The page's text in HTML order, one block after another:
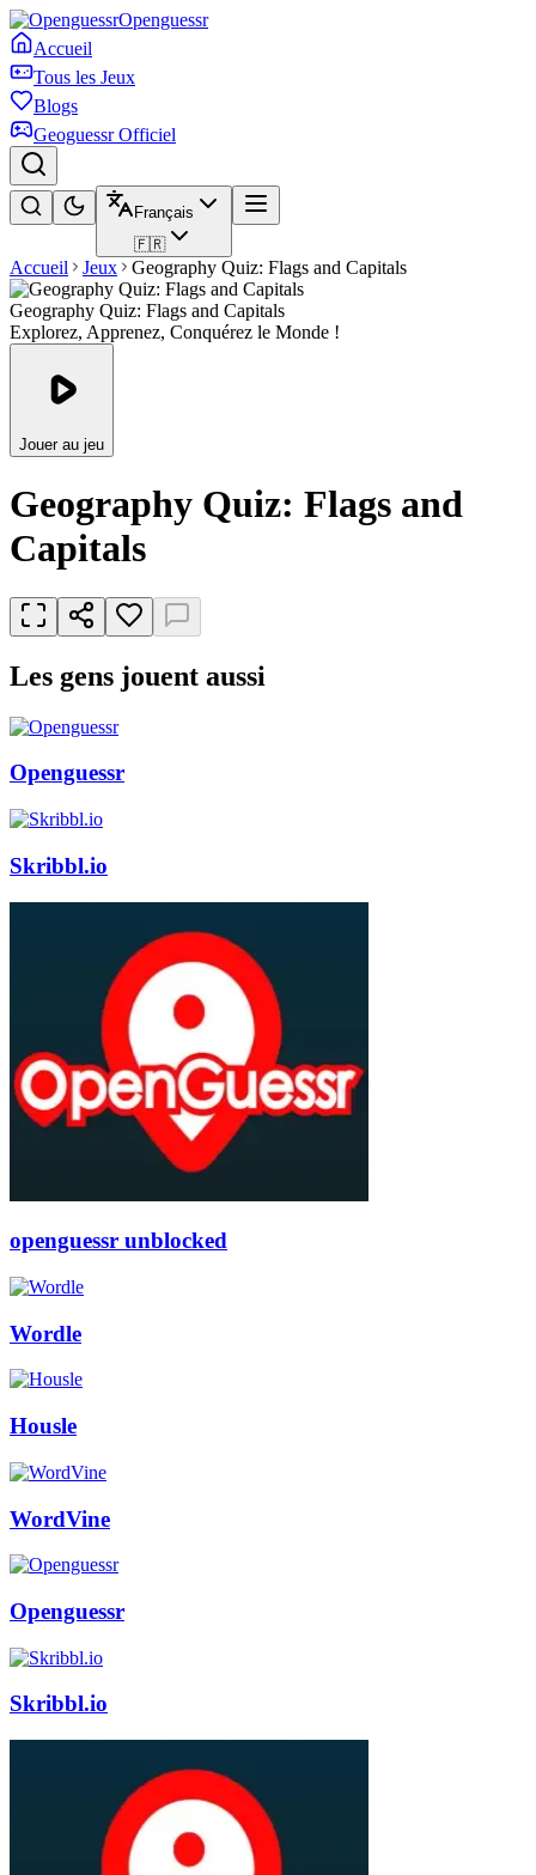
Openguessr
Accueil
Tous les Jeux
Blogs
Geoguessr Officiel
Français
🇫🇷
Accueil Jeux Geography Quiz: Flags and Capitals
Geography Quiz: Flags and Capitals
Explorez, Apprenez, Conquérez le Monde !
Jouer au jeu
Geography Quiz: Flags and
Capitals
Les gens jouent aussi
Openguessr
Skribbl.io
openguessr unblocked
Wordle
Housle
WordVine
Openguessr
Skribbl.io